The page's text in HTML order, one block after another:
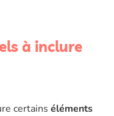
à inclure
certainséléments